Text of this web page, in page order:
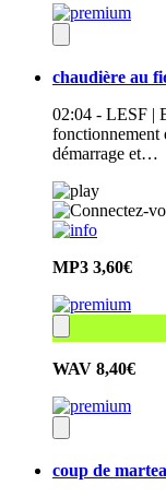
chaudière au
02:04 - LESF |
fonctionnement
démarrage et…
MP3 3,60€
WAV 8,40€
coup de